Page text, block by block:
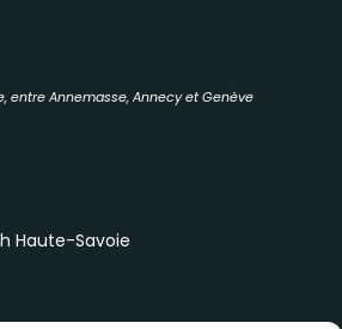
entre Annemasse, Annecy et Genève
Haute-Savoie